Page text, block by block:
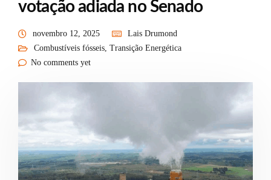
votação adiada no Senado
novembro 12, 2025
Lais Drumond
Combustíveis fósseis Transição Energética
No comments yet